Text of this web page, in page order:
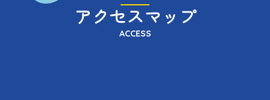
アクセスマップ
ACCESS